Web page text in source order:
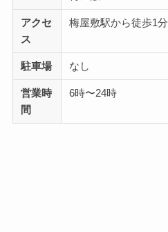
アクセ
ス
梅屋敷駅から徒歩1分
駐車場 なし
営業時
間
6時〜24時